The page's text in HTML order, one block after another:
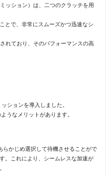
ッション）は、二つのクラッチを用
とで、非常にスムーズかつ迅速なシ
れており、そのパフォーマンスの高
ションを導入しました。
うなメリットがあります。
らかじめ選択して待機させることがで
。これにより、シームレスな加速が